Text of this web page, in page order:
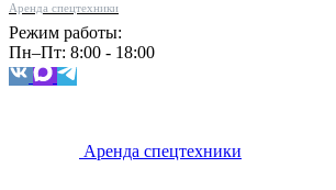
Аренда спецтехники
Режим работы:
Пн–Пт: 8:00 - 18:00
Аренда спецтехники